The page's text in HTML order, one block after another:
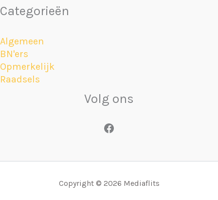
Categorieën
Algemeen
BN'ers
Opmerkelijk
Raadsels
Volg ons
Facebook
Copyright © 2026 Mediaflits